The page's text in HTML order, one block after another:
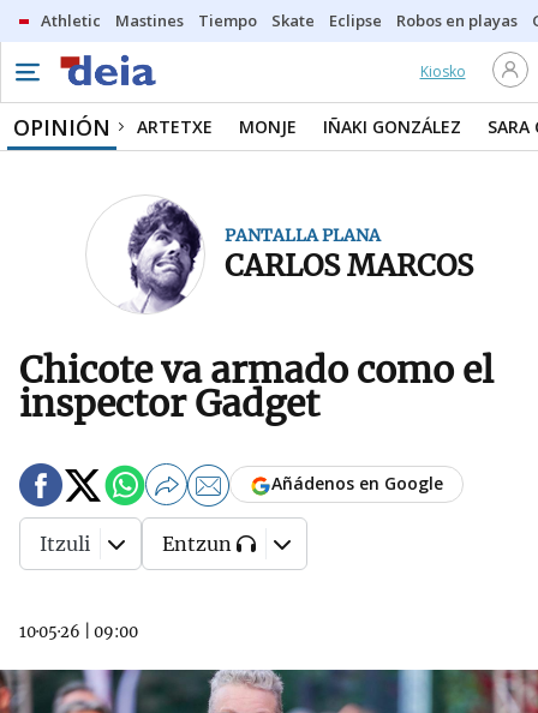
Athletic Mastines Tiempo Skate Eclipse Robos en playas
Kiosko
OPINIÓN ARTETXE MONJE IÑAKI GONZÁLEZ SARA
PANTALLA PLANA
CARLOS MARCOS
Chicote va armado como el
inspector Gadget
10·05·26 09:00
Añádenos en Google
Itzuli Entzun